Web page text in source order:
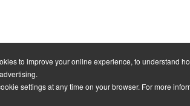
to improve your online experience, to understand
settings at any time on your browser. For more